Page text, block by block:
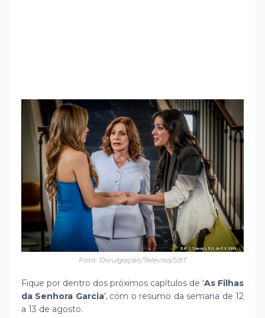
Foto: Divulgação/Televisa/SBT
Fique por dentro dos próximos capítulos de 'As Filhas
da Senhora Garcia', com o resumo da semana de 12
a 13 de agosto.